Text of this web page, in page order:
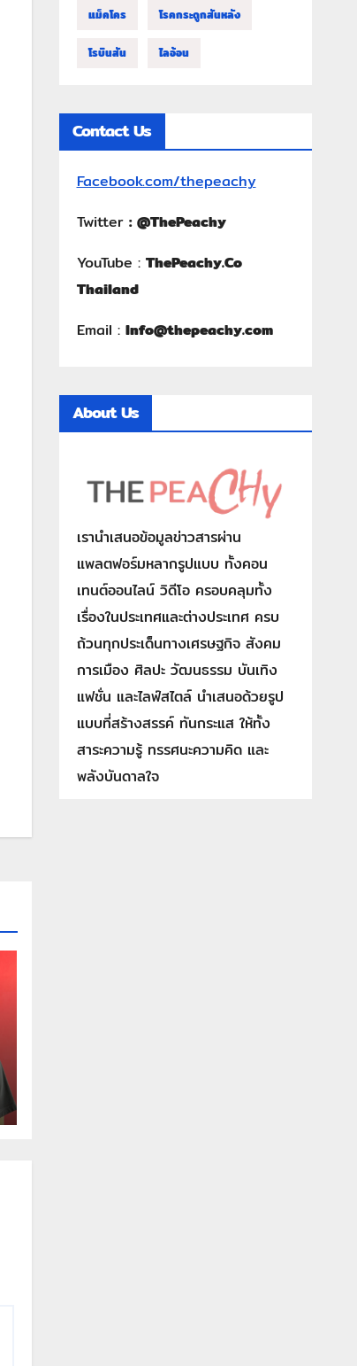
แม็คโคร โรคกระดูกสันหลัง
โรบินสัน ไลอ้อน
Contact Us
Facebook.com/thepeachy
Twitter : @ThePeachy
YouTube : ThePeachy.Co
Thailand
Email : Info@thepeachy.com
About Us
เรานำเสนอข้อมูลข่าวสารผ่าน
แพลตฟอร์มหลากรูปแบบ ทั้งคอน
เทนต์ออนไลน์ วิดีโอ ครอบคลุมทั้ง
เรื่องในประเทศและต่างประเทศ ครบ
ถ้วนทุกประเด็นทางเศรษฐกิจ สังคม
การเมือง ศิลปะ วัฒนธรรม บันเทิง
แฟชั่น และไลฟ์สไตล์ นำเสนอด้วยรูป
แบบที่สร้างสรรค์ ทันกระแส ให้ทั้ง
สาระความรู้ ทรรศนะความคิด และ
พลังบันดาลใจ